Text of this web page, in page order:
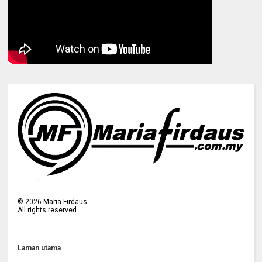
©2026 Maria Firdaus
All rights reserved.
Laman utama